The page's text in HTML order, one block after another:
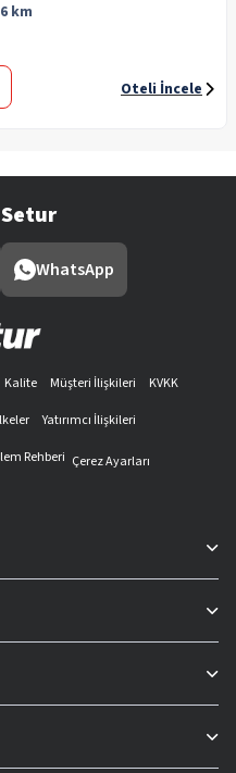
km
Oteli İncele
WhatsApp
Kalite Müşteri İlişkileri
KVKK
Yatırımcı İlişkileri
Rehberi Çerez Ayarları